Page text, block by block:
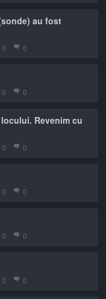
au fost
0 0
0 0
Revenim cu
0 0
0 0
0 0
0 0